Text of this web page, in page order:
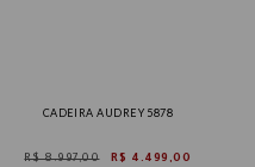
CADEIRA AUDREY 5878
R$ 8.997,00 R$ 4.499,00